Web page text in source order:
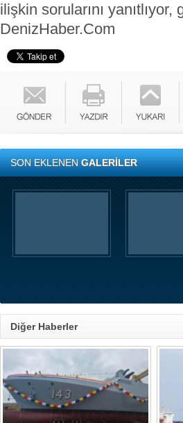
ilişkin sorularını
DenizHaber.Com
SON EKLENENGALERİLER
Diğer Haberler